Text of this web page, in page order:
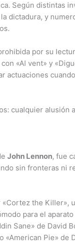
Según distintas
dictadura, y
por su
«Al vent» y
actuaciones
cualquier alusión
John Lennon, fue
sin fronteras ni
the Killer»,
para el
Sane» de David
Pie» de